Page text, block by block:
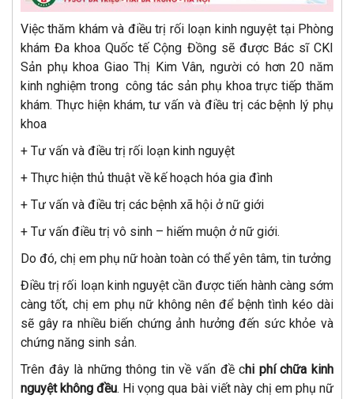
Việc thăm khám và điều trị rối loạn kinh nguyệt tại Phòng
khám Đa khoa Quốc tế Cộng Đồng sẽ được Bác sĩ CKI
Sản phụ khoa Giao Thị Kim Vân, người có hơn 20 năm
kinh nghiệm trong công tác sản phụ khoa trực tiếp thăm
khám. Thực hiện khám, tư vấn và điều trị các bệnh lý phụ
khoa
+ Tư vấn và điều trị rối loạn kinh nguyệt
+ Thực hiện thủ thuật về kế hoạch hóa gia đình
+ Tư vấn và điều trị các bệnh xã hội ở nữ giới
+ Tư vấn điều trị vô sinh – hiếm muộn ở nữ giới.
Do đó, chị em phụ nữ hoàn toàn có thể yên tâm, tin tưởng
Điều trị rối loạn kinh nguyệt cần được tiến hành càng sớm
càng tốt, chị em phụ nữ không nên để bệnh tình kéo dài
sẽ gây ra nhiều biến chứng ảnh hưởng đến sức khỏe và
chứng năng sinh sản.
Trên đây là những thông tin về vấn đề chi phí chữa kinh
nguyệt không đều. Hi vọng qua bài viết này chị em phụ nữ